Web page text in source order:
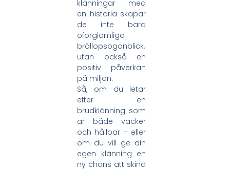
klänningar med
en historia skapar
de inte bara
oförglömliga
bröllopsögonblick,
utan också en
positiv påverkan
på miljön.
Så, om du letar
efter en
brudklänning som
är både vacker
och hållbar – eller
om du vill ge din
egen klänning en
ny chans att skina